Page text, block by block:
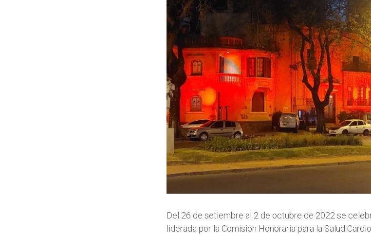
Del 26 de setiembre al 2 de octubre de 2022 se
liderada por la Comisión Honoraria para la Salud